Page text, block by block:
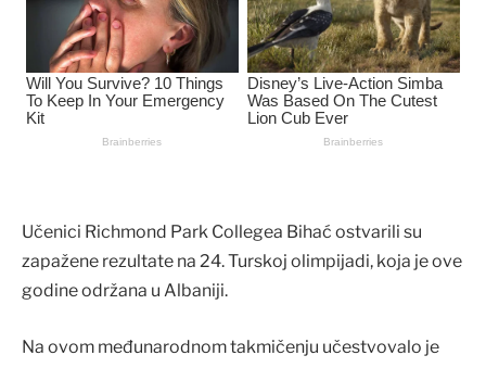
Učenici Richmond Park Collegea Bihać ostvarili su
zapažene rezultate na 24. Turskoj olimpijadi, koja je ove
godine održana u Albaniji.
Na ovom međunarodnom takmičenju učestvovalo je